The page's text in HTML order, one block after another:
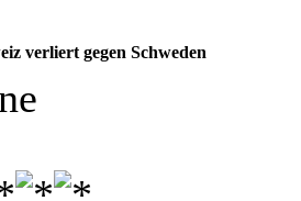
verliert gegen Schweden